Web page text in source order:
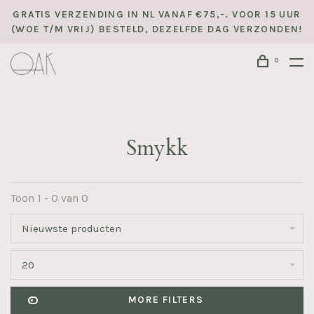
GRATIS VERZENDING IN NL VANAF €75,-. VOOR 15 UUR
(WOE T/M VRIJ) BESTELD, DEZELFDE DAG VERZONDEN!
0
Smykk
Toon 1 - 0 van 0
Nieuwste producten
20
MORE FILTERS